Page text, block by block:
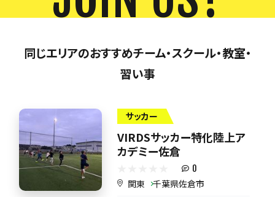
同じエリアのおすすめチーム・スクール・教室・
習い事
サッカー
VIRDSサッカー特化陸上ア
カデミー佐倉
0
関東 千葉県佐倉市